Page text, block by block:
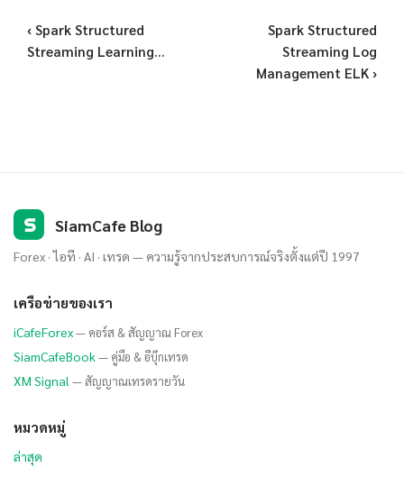
‹ Spark Structured
Streaming Learning...
Spark Structured
Streaming Log
Management ELK ›
S SiamCafe Blog
Forex · ไอที · AI · เทรด — ความรู้จากประสบการณ์จริงตั้งแต่ปี 1997
เครือข่ายของเรา
iCafeForex— คอร์ส & สัญญาณ Forex
SiamCafeBook— คู่มือ & อีบุ๊กเทรด
XM Signal — สัญญาณเทรดรายวัน
หมวดหมู่
ล่าสุด